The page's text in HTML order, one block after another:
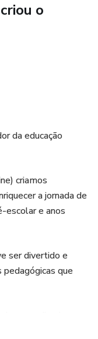
o
da educação
criamos
a jornada de
escolar e anos
ser divertido e
que